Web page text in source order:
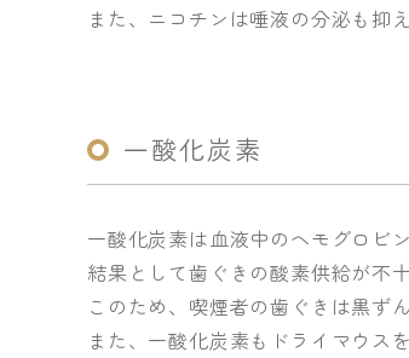
また、ニコチンは唾液の分泌も抑
一酸化炭素
一酸化炭素は血液中のヘモグロビ
結果として歯ぐきの酸素供給が不
このため、喫煙者の歯ぐきは黒ず
また、一酸化炭素もドライマウス